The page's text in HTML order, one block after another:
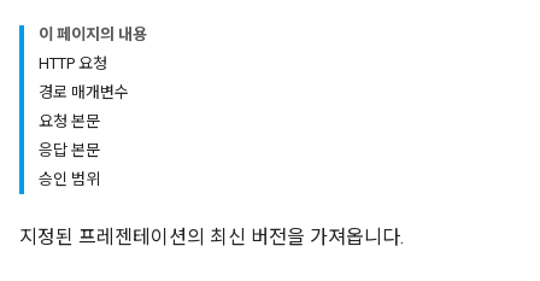
이 페이지의 내용
HTTP 요청
경로 매개변수
요청 본문
응답 본문
승인 범위
지정된 프레젠테이션의 최신 버전을 가져옵니다.